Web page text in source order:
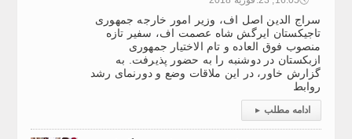
سراج الدین اصل اف، وزیر امور خارجه جمهوری
تاجیکستان ایرگش شاه عصمت اف، سفیر تازه
منصوب فوق العاده و تام الاختیار جمهوری
ازبکستان در دوشنبه را به حضور پذیرفت. به
گزارش خاور، در این ملاقات وضع و دورنمای رشد
روابط
ادامه مطلب ▸